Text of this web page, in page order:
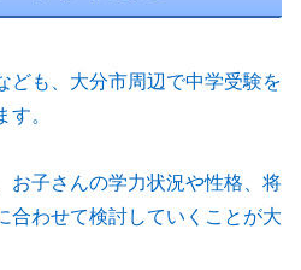
ども、大分市周辺で中学受験を
。
お子さんの学力状況や性格、将
合わせて検討していくことが大